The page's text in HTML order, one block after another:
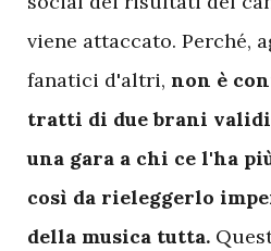
viene attaccato. Perché,
fanatici d'altri, non è
tratti di due brani validi,
una gara a chi ce l'ha
così da rieleggerlo
della musica tutta.